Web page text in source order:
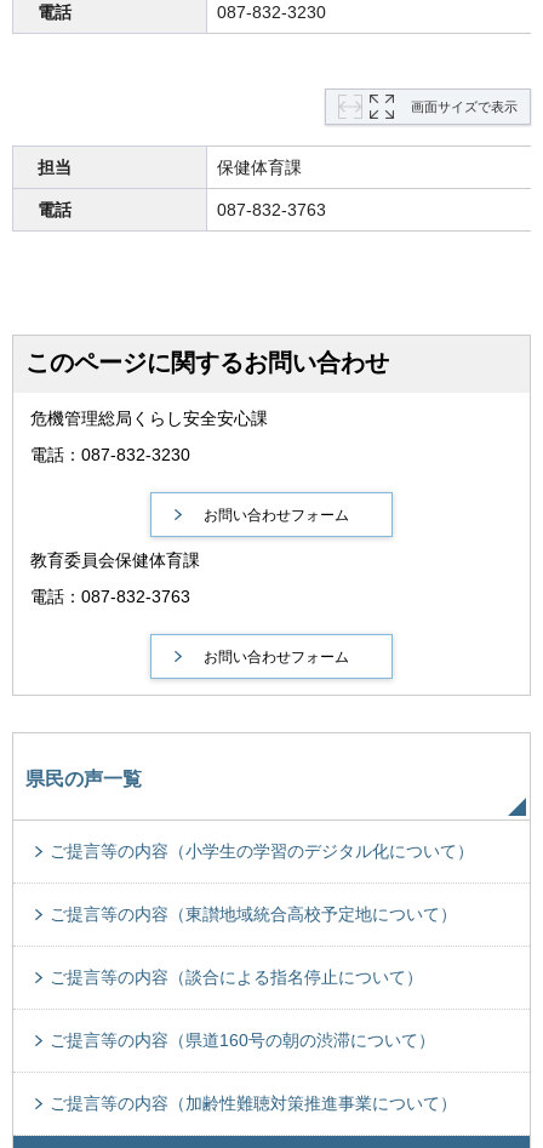
電話 087-832-3230
画面サイズで表示
担当 保健体育課
電話 087-832-3763
このページに関するお問い合わせ
危機管理総局くらし安全安心課
電話：087-832-3230
教育委員会保健体育課
電話：087-832-3763
県民の声一覧
ご提言等の内容（小学生の学習のデジタル化について）
ご提言等の内容（東讃地域統合高校予定地について）
ご提言等の内容（談合による指名停止について）
ご提言等の内容（県道160号の朝の渋滞について）
ご提言等の内容（加齢性難聴対策推進事業について）